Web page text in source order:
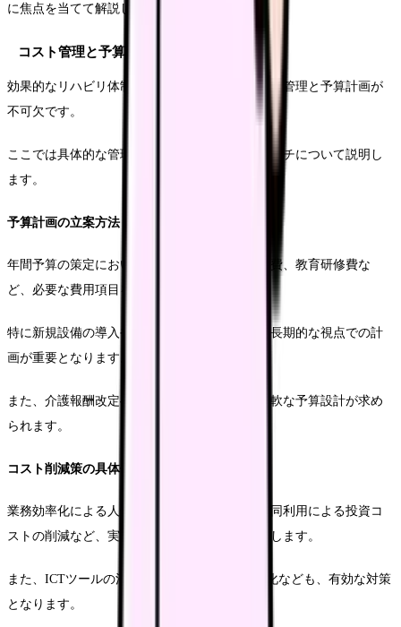
に焦点を当てて解説していきます。
コスト管理と予算計画の実践
効果的なリハビリ体制の維持には、適切なコスト管理と予算計画が
不可欠です。
ここでは具体的な管理手法と計画立案のアプローチについて説明し
ます。
予算計画の立案方法
年間予算の策定においては、人件費、設備投資費、教育研修費な
ど、必要な費用項目を詳細に検討します。
特に新規設備の導入や人材採用については、中長期的な視点での計
画が重要となります。
また、介護報酬改定への対応も考慮に入れた柔軟な予算設計が求め
られます。
コスト削減策の具体例
業務効率化による人件費の適正化や、設備の共同利用による投資コ
ストの削減など、実践的なコスト削減策を展開します。
また、ICTツールの活用による記録業務の効率化なども、有効な対策
となります。